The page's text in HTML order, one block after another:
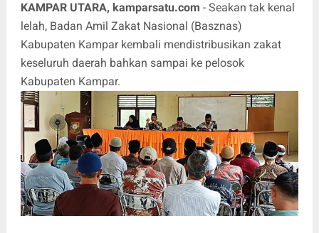
KAMPAR UTARA, kamparsatu.com - Seakan tak kenal
lelah, Badan Amil Zakat Nasional (Basznas)
Kabupaten Kampar kembali mendistribusikan zakat
keseluruh daerah bahkan sampai ke pelosok
Kabupaten Kampar.